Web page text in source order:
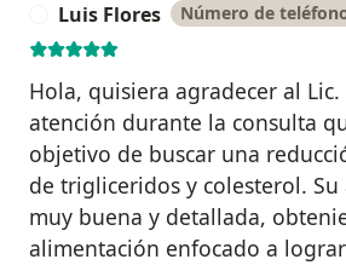
Luis Flores Número de
Hola, quisiera agradecer al
atención durante la consulta
objetivo de buscar una
de trigliceridos y colesterol.
muy buena y detallada,
alimentación enfocado a